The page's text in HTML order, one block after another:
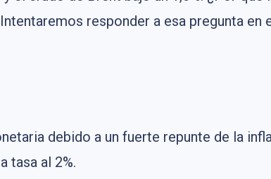
responder a esa pregunta en
debido a un fuerte repunte de la
tasa al 2%.